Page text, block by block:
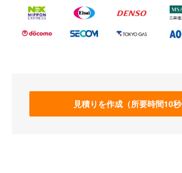
見積りを作成（所要時間10秒